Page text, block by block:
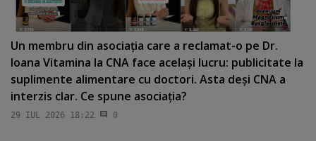
Un membru din asociaţia care a reclamat-o pe Dr.
Ioana Vitamina la CNA face acelaşi lucru: publicitate la
suplimente alimentare cu doctori. Asta deşi CNA a
interzis clar. Ce spune asociaţia?
29 IUL 2026 18:22 0